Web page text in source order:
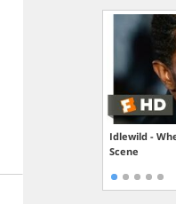
Idlewild -
Scene